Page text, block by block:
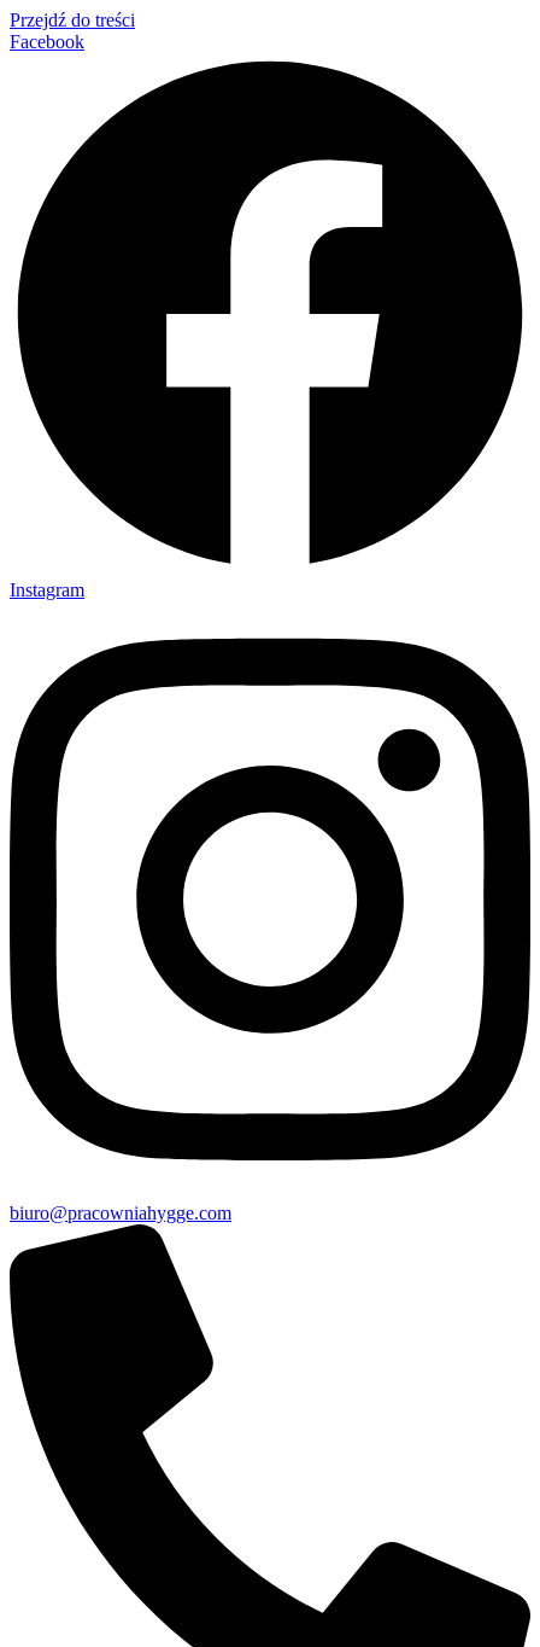
Przejdź do treści
Facebook
Instagram
biuro@pracowniahygge.com